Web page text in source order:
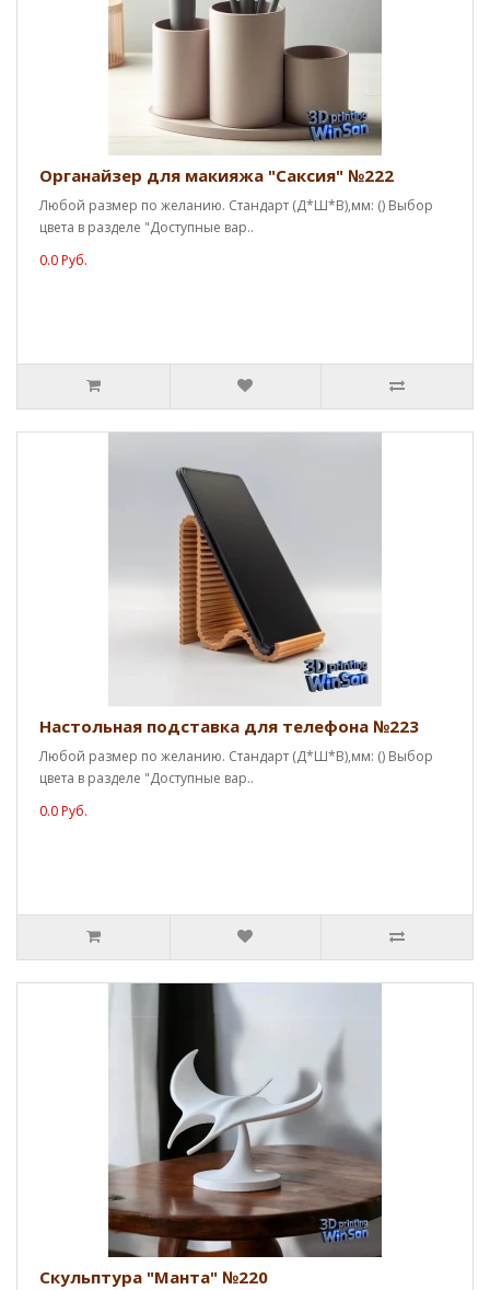
Органайзер для макияжа "Саксия" №222
Любой размер по желанию. Стандарт (Д*Ш*В),мм: () Выбор
цвета в разделе "Доступные вар..
0.0 Руб.
Настольная подставка для телефона №223
Любой размер по желанию. Стандарт (Д*Ш*В),мм: () Выбор
цвета в разделе "Доступные вар..
0.0 Руб.
Скульптура "Манта" №220